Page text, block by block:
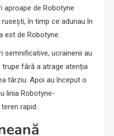
aproape de Robotyne
în timp ce adunau în
est de Robotyne.
semnificative, ucrainenii au
fără a atrage atenția
târziu. Apoi au început o
linia Robotyne-
rapid.